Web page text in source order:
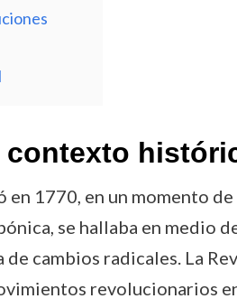
contexto
en 1770, en un momento
se hallaba en medio
de cambios radicales. La
revolucionarios